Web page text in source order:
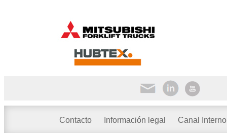
Contacto Información legal Canal